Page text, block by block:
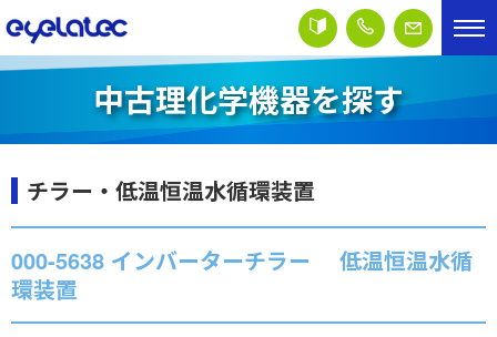
中古理化学機器を探す
チラー・低温恒温水循環装置
000-5638 インバーターチラー 低温恒温水循
環装置